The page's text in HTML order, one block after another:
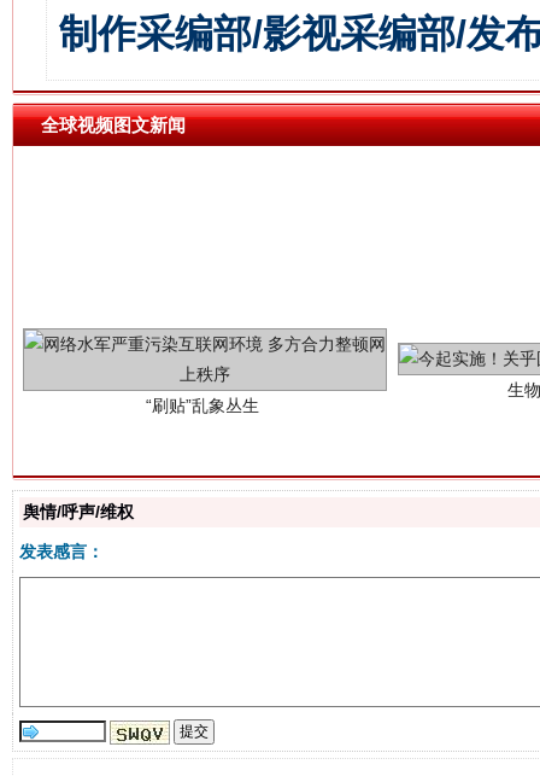
制作采编部/影视采编部/发
全球视频图文新闻
舆情/呼声/维权
发表感言：